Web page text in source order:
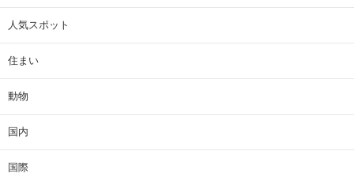
人気スポット
住まい
動物
国内
国際